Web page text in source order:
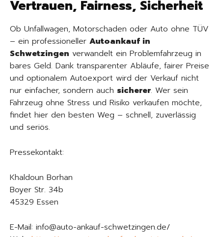
Vertrauen, Fairness, Sicherheit
Ob Unfallwagen, Motorschaden oder Auto ohne TÜV
– ein professioneller Autoankauf in
Schwetzingen verwandelt ein Problemfahrzeug in
bares Geld. Dank transparenter Abläufe, fairer Preise
und optionalem Autoexport wird der Verkauf nicht
nur einfacher, sondern auch sicherer. Wer sein
Fahrzeug ohne Stress und Risiko verkaufen möchte,
findet hier den besten Weg – schnell, zuverlässig
und seriös.
Pressekontakt:
Khaldoun Borhan
Boyer Str. 34b
45329 Essen
E-Mail: info@auto-ankauf-schwetzingen.de/